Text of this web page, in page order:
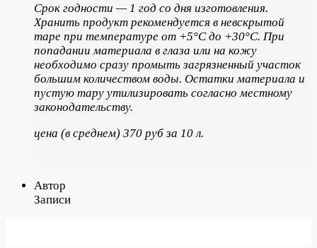
Срок годности — 1 год со дня изготовления.
Хранить продукт рекомендуется в невскрытой
таре при температуре от +5°С до +30°С. При
попадании материала в глаза или на кожу
необходимо сразу промыть загрязненный участок
большим количеством воды. Остатки материала и
пустую тару утилизировать согласно местному
законодательству.
цена (в среднем) 370 руб за 10 л.
Автор
Записи